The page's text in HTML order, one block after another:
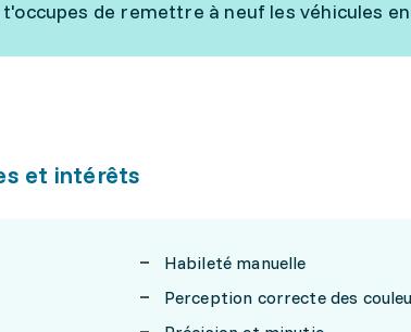
de remettre à neuf les véhicules
et intérêts
Habileté manuelle
Perception correcte des